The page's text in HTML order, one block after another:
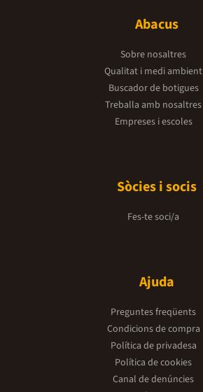
Abacus
Sobre nosaltres
Qualitat i medi ambient
Buscador de botigues
Treballa amb nosaltres
Empreses i escoles
Sòcies i socis
Fes-te soci/a
Ajuda
Preguntes freqüents
Condicions de compra
Política de privadesa
Política de cookies
Canal de denúncies